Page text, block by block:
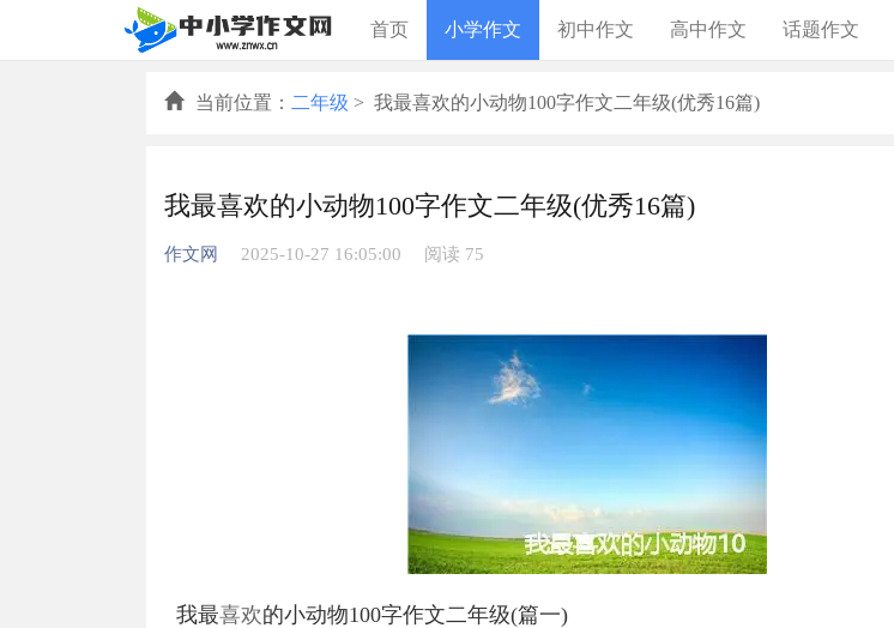
首页 小学作文 初中作文 高中作文 话题作文
当前位置： 二年级 > 我最喜欢的小动物100字作文二年级(优秀16篇)
我最喜欢的小动物100字作文二年级(优秀16篇)
作文网 2025-10-27 16:05:00 阅读 75
我最喜欢的小动物100字作文二年级(篇一)